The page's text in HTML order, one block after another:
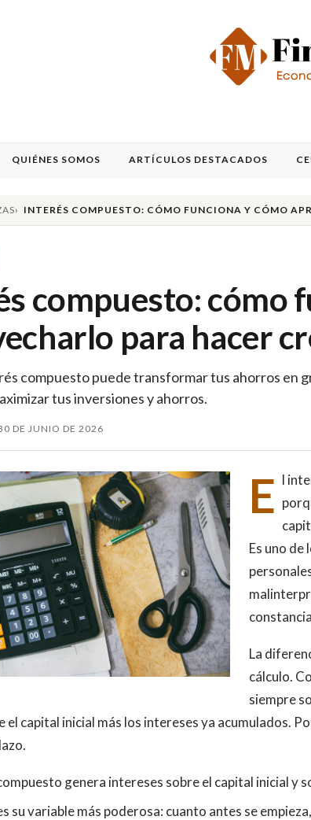
QUIÉNES SOMOS ARTÍCULOS DESTACADOS
INTERÉS COMPUESTO: CÓMO FUNCIONA Y CÓMO
compuesto: cómo
para hacer
compuesto puede transformar tus ahorros en
tus inversiones y ahorros.
DE JUNIO DE 2026
E l
Es uno
La
cálculo.
siempre
el capital inicial más los intereses ya acumulados.
genera intereses sobre el capital inicial y
su variable más poderosa: cuanto antes se